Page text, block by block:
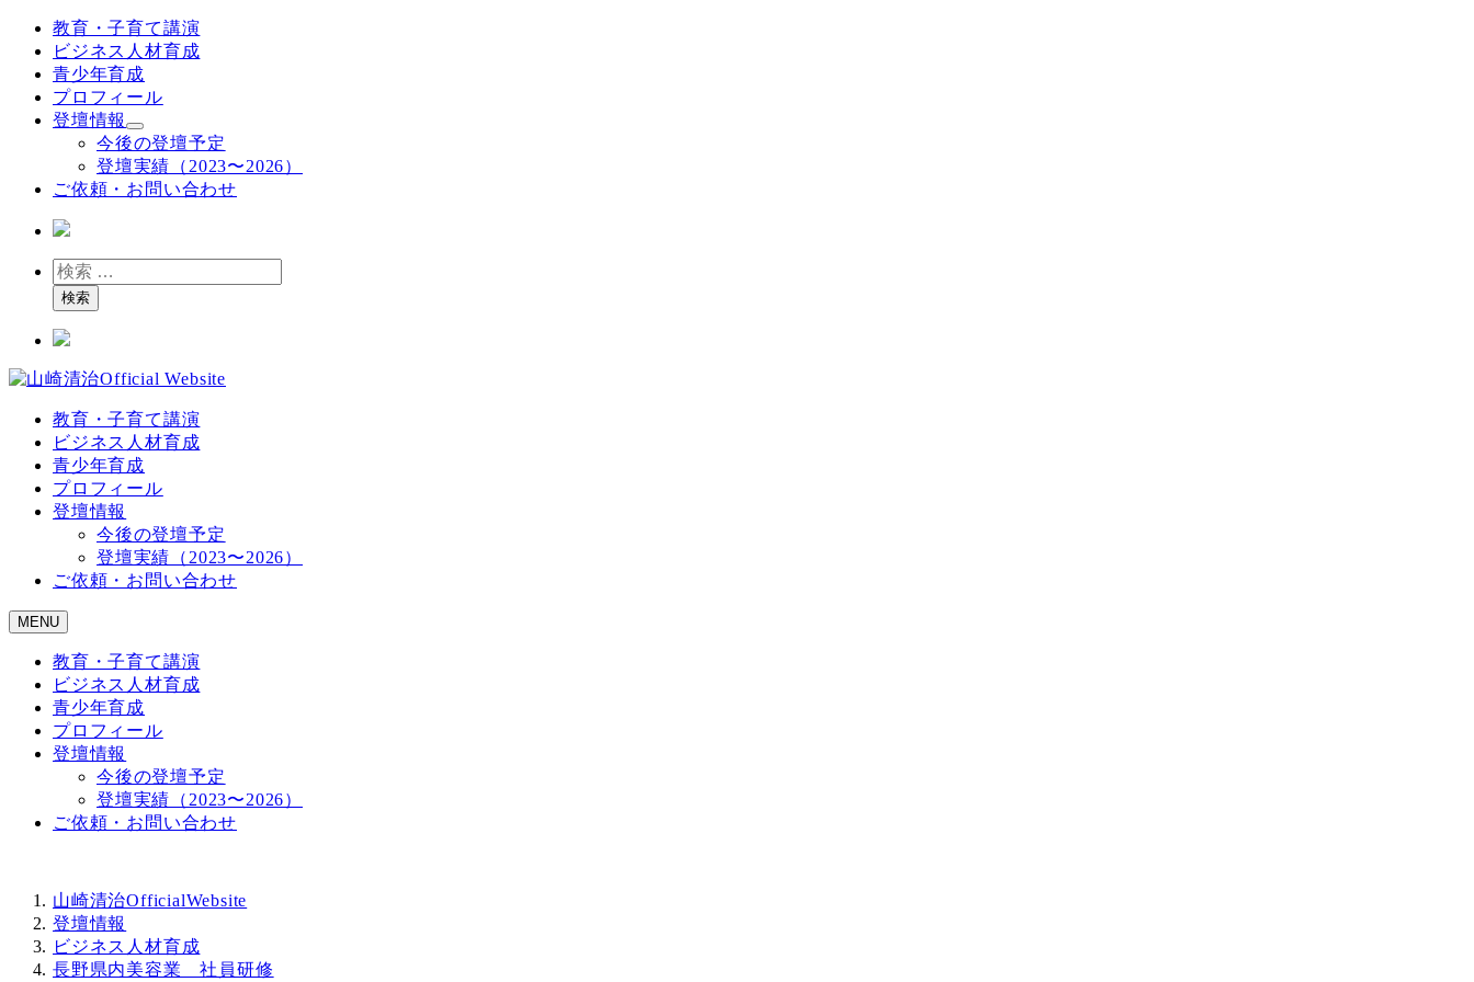
教育・子育て講演
ビジネス人材育成
青少年育成
プロフィール
登壇情報
今後の登壇予定
登壇実績（2023〜2026）
ご依頼・お問い合わせ
検
索検索
教育・子育て講演
ビジネス人材育成
青少年育成
プロフィール
登壇情報
今後の登壇予定
登壇実績（2023〜2026）
ご依頼・お問い合わせ
MENU
教育・子育て講演
ビジネス人材育成
青少年育成
プロフィール
登壇情報
今後の登壇予定
登壇実績（2023〜2026）
ご依頼・お問い合わせ
山崎清治OfficialWebsite
登壇情報
ビジネス人材育成
長野県内美容業 社員研修